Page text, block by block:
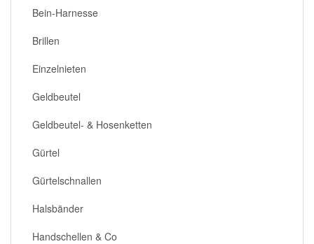
Bein-Harnesse
Brillen
Einzelnieten
Geldbeutel
Geldbeutel- & Hosenketten
Gürtel
Gürtelschnallen
Halsbänder
Handschellen & Co